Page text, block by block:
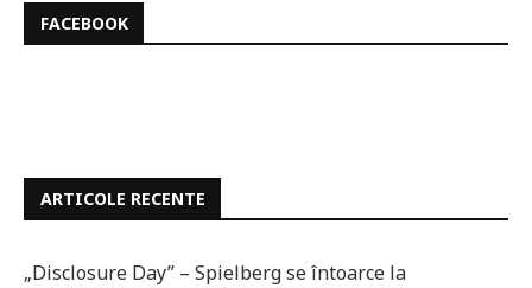
FACEBOOK
ARTICOLE RECENTE
„Disclosure Day” – Spielberg se întoarce la